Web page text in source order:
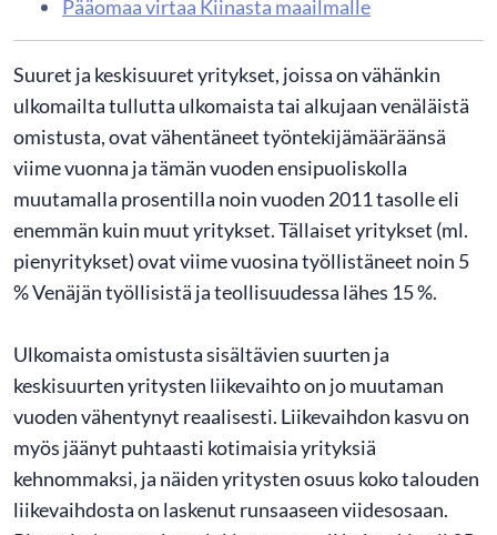
Pääomaa virtaa Kiinasta maailmalle
Suuret ja keskisuuret yritykset, joissa on vähänkin
ulkomailta tullutta ulkomaista tai alkujaan venäläistä
omistusta, ovat vähentäneet työntekijämääräänsä
viime vuonna ja tämän vuoden ensipuoliskolla
muutamalla prosentilla noin vuoden 2011 tasolle eli
enemmän kuin muut yritykset. Tällaiset yritykset (ml.
pienyritykset) ovat viime vuosina työllistäneet noin 5
% Venäjän työllisistä ja teollisuudessa lähes 15 %.
Ulkomaista omistusta sisältävien suurten ja
keskisuurten yritysten liikevaihto on jo muutaman
vuoden vähentynyt reaalisesti. Liikevaihdon kasvu on
myös jäänyt puhtaasti kotimaisia yrityksiä
kehnommaksi, ja näiden yritysten osuus koko talouden
liikevaihdosta on laskenut runsaaseen viidesosaan.